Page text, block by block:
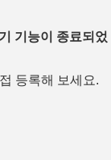
기능이 종료되었
등록해 보세요.